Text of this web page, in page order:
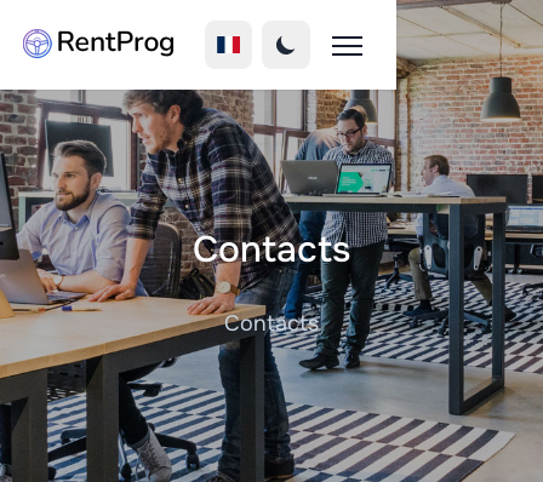
Contacts
Contacts